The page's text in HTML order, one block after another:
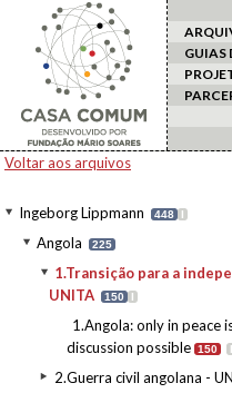
GUIAS
Voltar aos arquivos
Ingeborg Lippmann 448 I
Angola 225
1.Transição para a
UNITA
150 I
1.Angola: only in peace
discussion possible 150 I
2.Guerra civil angolana -